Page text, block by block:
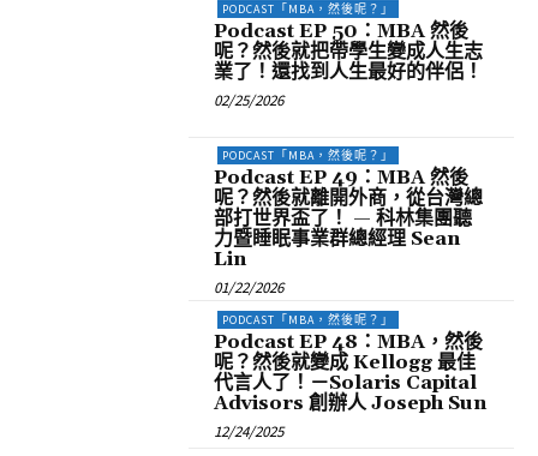
PODCAST「MBA，然後呢？」
Podcast EP 50：MBA 然後
呢？然後就把帶學生變成人生志
業了！還找到人生最好的伴侶！
02/25/2026
PODCAST「MBA，然後呢？」
Podcast EP 49：MBA 然後
呢？然後就離開外商，從台灣總
部打世界盃了！ — 科林集團聽
力暨睡眠事業群總經理 Sean
Lin
01/22/2026
PODCAST「MBA，然後呢？」
Podcast EP 48：MBA，然後
呢？然後就變成 Kellogg 最佳
代言人了！－Solaris Capital
Advisors 創辦人 Joseph Sun
12/24/2025